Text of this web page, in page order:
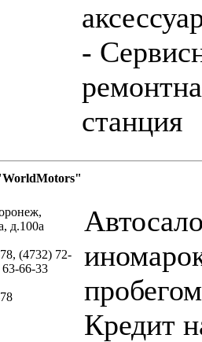
-
станция
д.100а
(4732) 72-
66-33
Кредит